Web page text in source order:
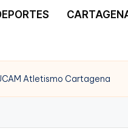
Atletismo Cartagena